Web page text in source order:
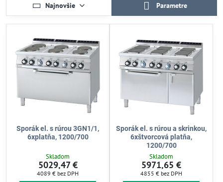
Najnovšie Parametre
Sporák el. s rúrou 3GN1/1,
6xplatňa, 1200/700
Skladom
5029,47 €
4089 € bez DPH
Sporák el. s rúrou a skrinkou,
6xštvorcová platňa,
1200/700
Skladom
5971,65 €
4855 € bez DPH